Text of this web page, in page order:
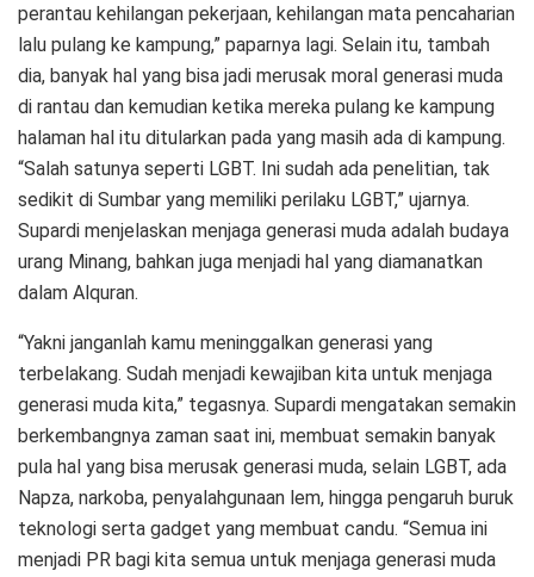
perantau kehilangan pekerjaan, kehilangan mata pencaharian
lalu pulang ke kampung,” paparnya lagi. Selain itu, tambah
dia, banyak hal yang bisa jadi merusak moral generasi muda
di rantau dan kemudian ketika mereka pulang ke kampung
halaman hal itu ditularkan pada yang masih ada di kampung.
“Salah satunya seperti LGBT. Ini sudah ada penelitian, tak
sedikit di Sumbar yang memiliki perilaku LGBT,” ujarnya.
Supardi menjelaskan menjaga generasi muda adalah budaya
urang Minang, bahkan juga menjadi hal yang diamanatkan
dalam Alquran.
“Yakni janganlah kamu meninggalkan generasi yang
terbelakang. Sudah menjadi kewajiban kita untuk menjaga
generasi muda kita,” tegasnya. Supardi mengatakan semakin
berkembangnya zaman saat ini, membuat semakin banyak
pula hal yang bisa merusak generasi muda, selain LGBT, ada
Napza, narkoba, penyalahgunaan lem, hingga pengaruh buruk
teknologi serta gadget yang membuat candu. “Semua ini
menjadi PR bagi kita semua untuk menjaga generasi muda